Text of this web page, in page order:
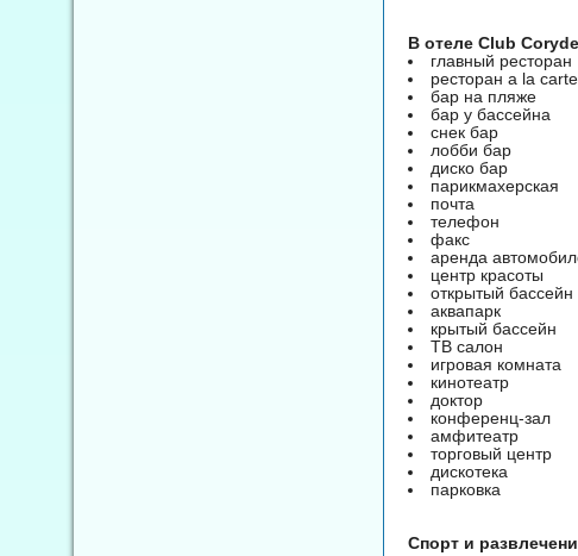
В отеле Club
главный ресторан
ресторан a la carte
бар на пляже
бар у бассейна
снек бар
лобби бар
диско бар
парикмахерская
почта
телефон
факс
аренда
центр красоты
открытый бассейн
аквапарк
крытый бассейн
ТВ салон
игровая комната
кинотеатр
доктор
конференц-зал
амфитеатр
торговый центр
дискотека
парковка
Спорт и